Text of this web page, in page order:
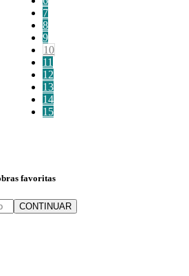
7
8
9
10
11
12
13
14
15
favoritas
CONTINUAR